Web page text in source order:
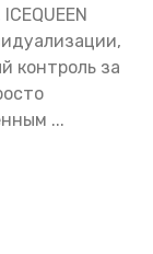
контроль за
...